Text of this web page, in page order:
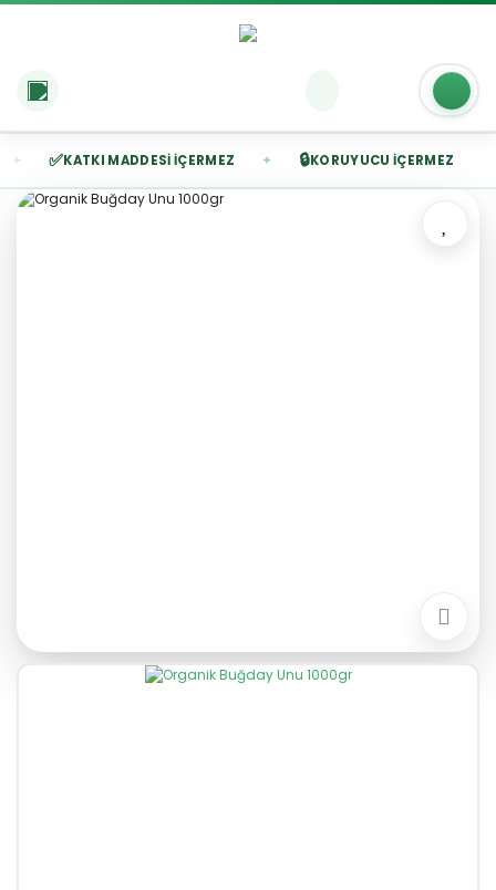
✅ KATKI MADDESI İÇERMEZ ✦ 🔒 KORUYUCU İÇERMEZ ✦